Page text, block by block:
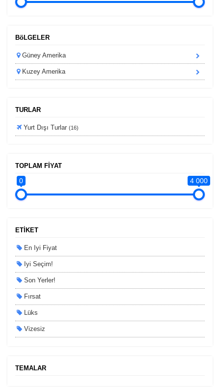
BöLGELER
Güney Amerika
Kuzey Amerika
TURLAR
Yurt Dışı Turlar (16)
TOPLAM FİYAT
0 4 000
ETİKET
En Iyi Fiyat
Iyi Seçim!
Son Yerler!
Fırsat
Lüks
Vizesiz
TEMALAR